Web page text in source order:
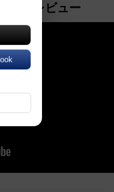
ーム レビュー